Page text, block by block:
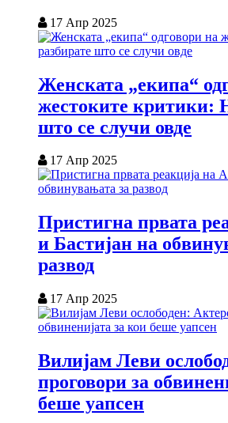
17 Апр 2025
Женската „екипа“
жестоките критики:
што се случи овде
17 Апр 2025
Пристигна првата
и Бастијан на
развод
17 Апр 2025
Вилијам Леви
проговори за
беше уапсен